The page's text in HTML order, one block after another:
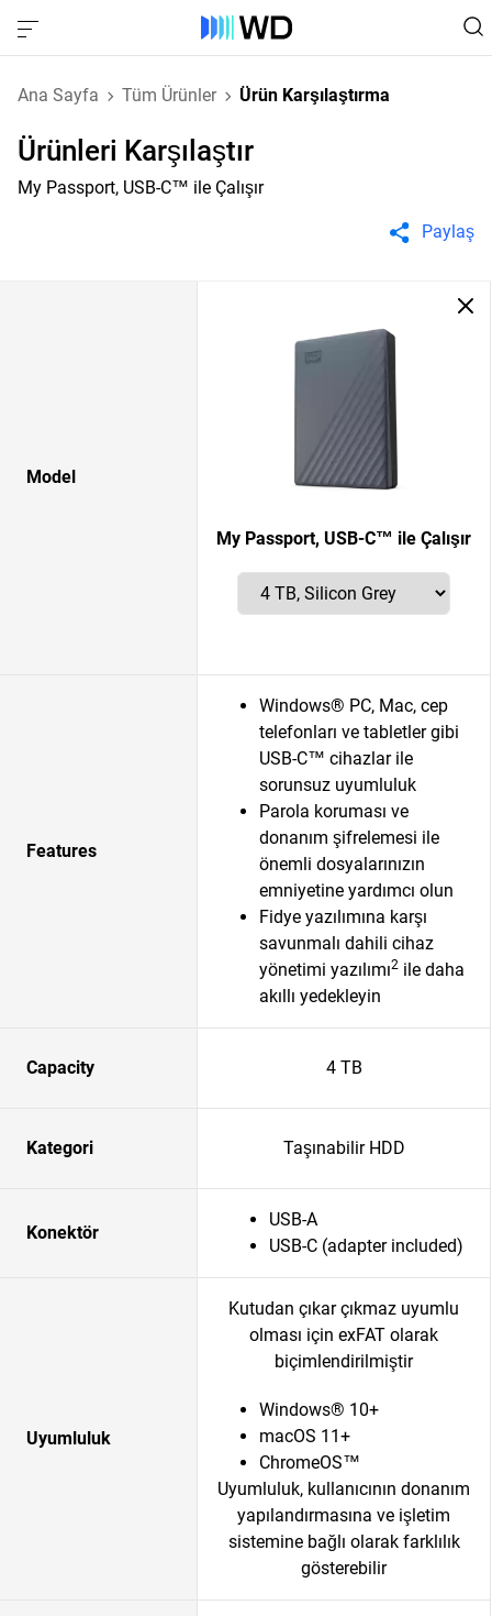
Ana Sayfa Tüm Ürünler Ürün Karşılaştırma
Ürünleri Karşılaştır
My Passport, USB-C™ ile Çalışır
Paylaş
Model
My Passport, USB-C™ ile Çalışır
Features
Windows® PC, Mac, cep
telefonları ve tabletler gibi
USB-C™ cihazlar ile
sorunsuz uyumluluk
Parola koruması ve
donanım şifrelemesi ile
önemli dosyalarınızın
emniyetine yardımcı olun
Fidye yazılımına karşı
savunmalı dahili cihaz
yönetimi yazılımı2 ile daha
akıllı yedekleyin
Capacity 4 TB
Kategori Taşınabilir HDD
Konektör
USB-A
USB-C (adapter included)
Uyumluluk
Kutudan çıkar çıkmaz uyumlu
olması için exFAT olarak
biçimlendirilmiştir
Windows® 10+
macOS 11+
ChromeOS™
Uyumluluk, kullanıcının donanım
yapılandırmasına ve işletim
sistemine bağlı olarak farklılık
gösterebilir